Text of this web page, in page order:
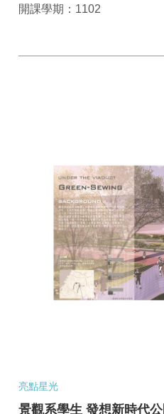
開課學期：1102
亮點星光
景觀系學生 發想新時代